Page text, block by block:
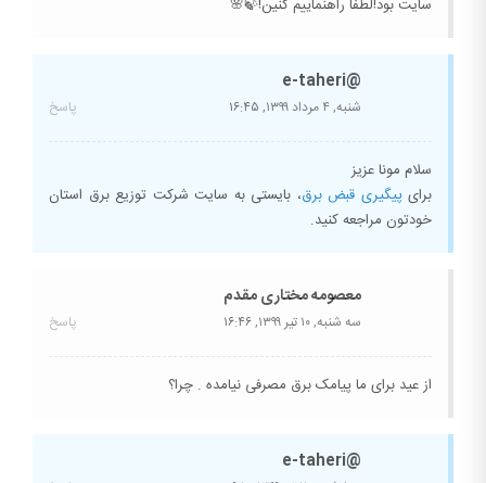
سایت بود!لطفا راهنماییم کنین!🍃🌸
@e-taheri
شنبه, ۴ مرداد ۱۳۹۹, ۱۶:۴۵ پاسخ
سلام مونا عزیز
برای پیگیری قبض برق، بایستی به سایت شرکت توزیع برق استان
خودتون مراجعه کنید.
معصومه مختاری مقدم
سه شنبه, ۱۰ تیر ۱۳۹۹, ۱۶:۴۶ پاسخ
از عید برای ما پیامک برق مصرفی نیامده . چرا؟
@e-taheri